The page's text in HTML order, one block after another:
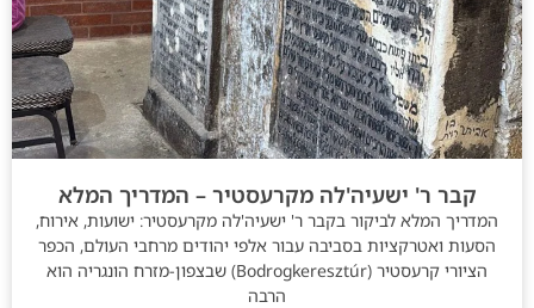
קבר ר' ישעיה'לה מקרעסטיר – המדריך המלא
המדריך המלא לביקור בקבר ר' ישעיה'לה מקרעסטיר: ישועות, אירוח,
הסעות ואטרקציות בסביבה עבור אלפי יהודים מרחבי העולם, הכפר
הציורי קרעסטיר (Bodrogkeresztúr) שבצפון-מזרח הונגריה הוא
הרבה